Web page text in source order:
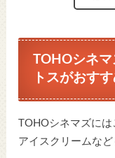
TOHOシネ
トスがおすす
TOHOシネマズに
アイスクリームなど